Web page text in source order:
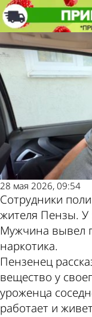
В
Криминал
28 мая 2026, 09:54
Сотрудники
жителя Пензы. У
Мужчина вывел
наркотика.
Пензенец
вещество у
уроженца
работает и
В
Криминал
по